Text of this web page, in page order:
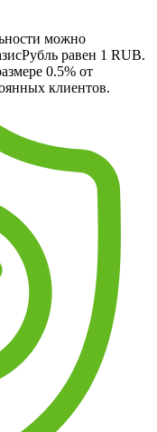
можно
равен 1 RUB.
0.5% от
клиентов.